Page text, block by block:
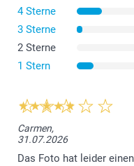
Polyurethan (TPU),
Die Hartschalen für
Schutz bietet und
4 Sterne
3 Sterne
2 Sterne
1 Stern
Carmen,
31.07.2026
Das Foto hat leider